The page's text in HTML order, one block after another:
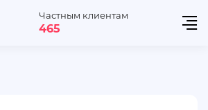
Частным клиентам
465